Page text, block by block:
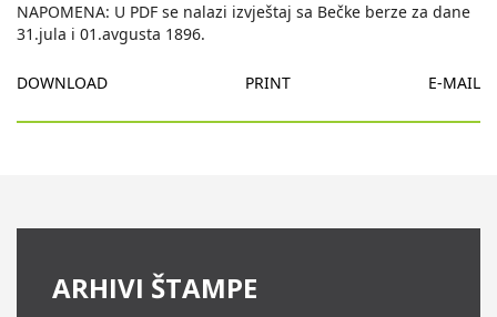
NAPOMENA: U PDF se nalazi izvještaj sa Bečke berze za dane
31.jula i 01.avgusta 1896.
DOWNLOAD PRINT E-MAIL
ARHIVI ŠTAMPE